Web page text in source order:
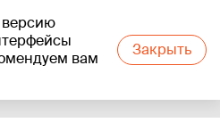
версию
вам
Закрыть